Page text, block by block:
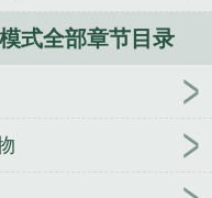
奥特曼超级简单
奥特
最简
单模式百度
奥特曼
式全部章节目录